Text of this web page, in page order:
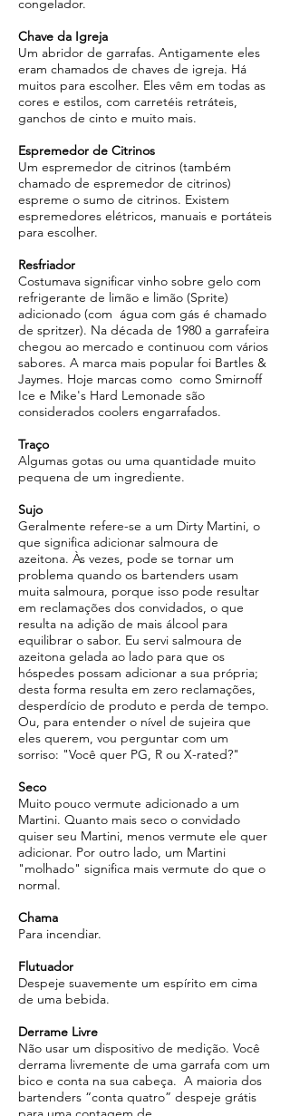
congelador.
Chave da Igreja
Um abridor de garrafas. Antigamente eles
eram chamados de chaves de igreja. Há
muitos para escolher. Eles vêm em todas as
cores e estilos, com carretéis retráteis,
ganchos de cinto e muito mais.
Espremedor de Citrinos
Um espremedor de citrinos (também
chamado de espremedor de citrinos)
espreme o sumo de citrinos. Existem
espremedores elétricos, manuais e portáteis
para escolher.
Resfriador
Costumava significar vinho sobre gelo com
refrigerante de limão e limão (Sprite)
adicionado (com água com gás é chamado
de spritzer). Na década de 1980 a garrafeira
chegou ao mercado e continuou com vários
sabores. A marca mais popular foi Bartles &
Jaymes. Hoje marcas como como Smirnoff
Ice e Mike's Hard Lemonade são
considerados coolers engarrafados.
Traço
Algumas gotas ou uma quantidade muito
pequena de um ingrediente.
Sujo
Geralmente refere-se a um Dirty Martini, o
que significa adicionar salmoura de
azeitona. Às vezes, pode se tornar um
problema quando os bartenders usam
muita salmoura, porque isso pode resultar
em reclamações dos convidados, o que
resulta na adição de mais álcool para
equilibrar o sabor. Eu servi salmoura de
azeitona gelada ao lado para que os
hóspedes possam adicionar a sua própria;
desta forma resulta em zero reclamações,
desperdício de produto e perda de tempo.
Ou, para entender o nível de sujeira que
eles querem, vou perguntar com um
sorriso: "Você quer PG, R ou X-rated?"
Seco
Muito pouco vermute adicionado a um
Martini. Quanto mais seco o convidado
quiser seu Martini, menos vermute ele quer
adicionar. Por outro lado, um Martini
"molhado" significa mais vermute do que o
normal.
Chama
Para incendiar.
Flutuador
Despeje suavemente um espírito em cima
de uma bebida.
Derrame Livre
Não usar um dispositivo de medição. Você
derrama livremente de uma garrafa com um
bico e conta na sua cabeça. A maioria dos
bartenders “conta quatro” despeje grátis